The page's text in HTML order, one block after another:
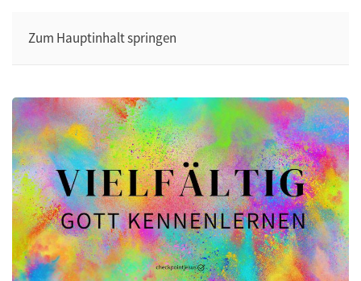
Zum Hauptinhalt springen